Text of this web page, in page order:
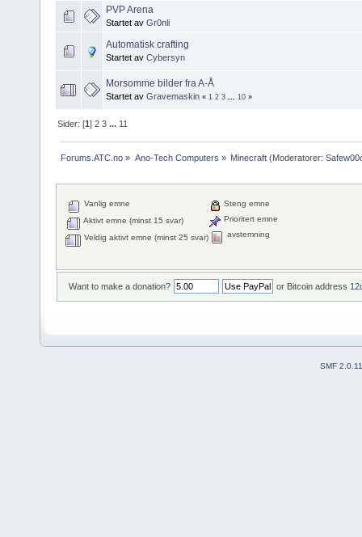
PVP Arena
Startet av Gr0nli
Automatisk crafting
Startet av Cybersyn
Morsomme bilder fra A-Å
Startet av Gravemaskin « 1 2 3 ... 10 »
Sider: [1]2 3 ... 11
Forums.ATC.no » Ano-Tech Computers » Minecraft(Moderatorer:
Vanlig emne
Aktivt emne (minst 15 svar)
Veldig aktivt emne (minst 25 svar)
Steng emne
Prioritert emne
avstemning
Want to make a donation? or Bitcoin address
SMF 2.0.11